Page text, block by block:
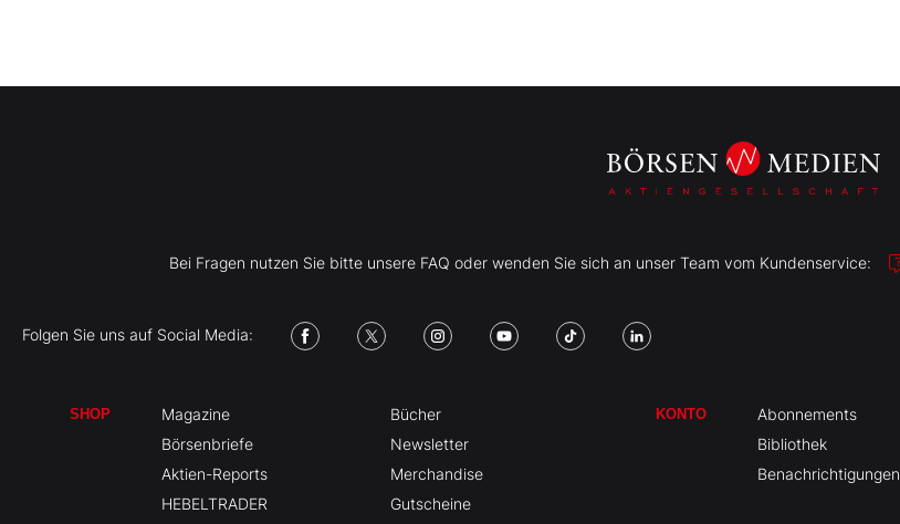
Bei Fragen nutzen Sie bitte unsere FAQ oder wenden Sie sich an unser Team vom Kundenservice:
Folgen Sie uns auf Social Media:
SHOP
Magazine
Börsenbriefe
Aktien-Reports
HEBELTRADER
Bücher
Newsletter
Merchandise
Gutscheine
KONTO
Abonnements
Bibliothek
Benachrichtigungen